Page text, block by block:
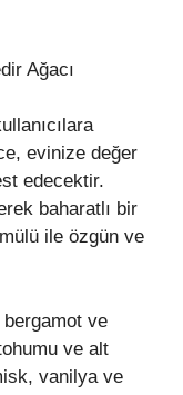
Ağacı
evinize değer
edecektir.
baharatlı bir
ile özgün ve
ve
ve alt
vanilya ve